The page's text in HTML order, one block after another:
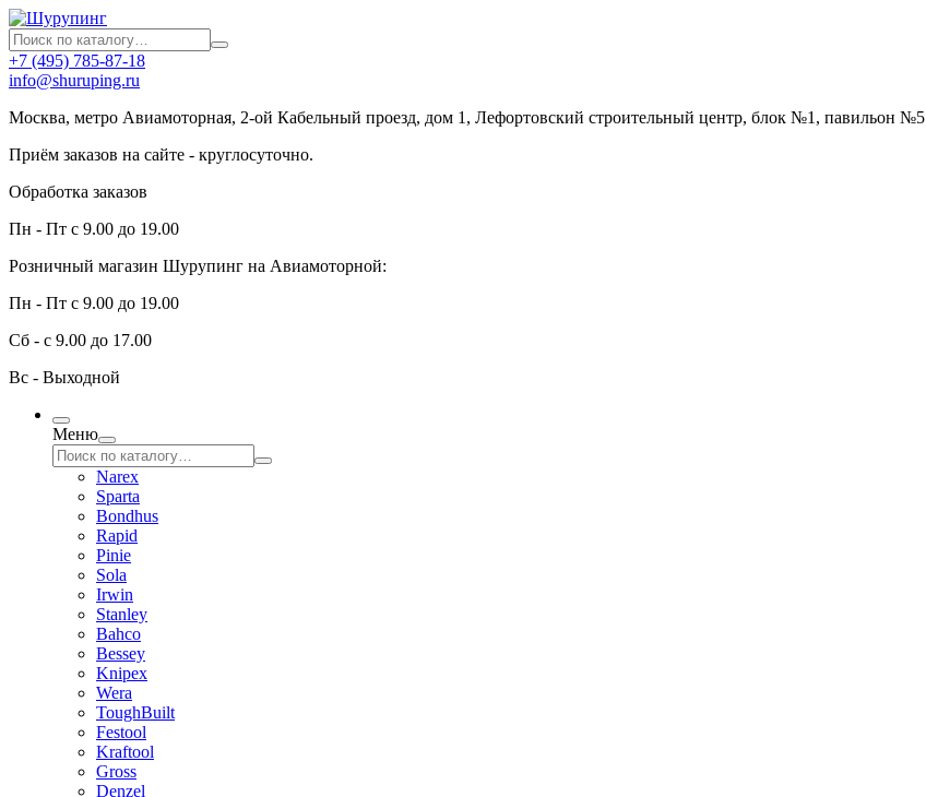
+7 (495) 785-87-18
info@shuruping.ru
Москва, метро Авиамоторная, 2-ой Кабельный проезд, дом 1, Лефортовский строительный центр, блок №1, павильон №5
Приём заказов на сайте - круглосуточно.
Обработка заказов
Пн - Пт с 9.00 до 19.00
Розничный магазин Шурупинг на Авиамоторной:
Пн - Пт с 9.00 до 19.00
Сб - с 9.00 до 17.00
Вс - Выходной
Меню
Narex
Sparta
Bondhus
Rapid
Pinie
Sola
Irwin
Stanley
Bahco
Bessey
Knipex
Wera
ToughBuilt
Festool
Kraftool
Gross
Denzel